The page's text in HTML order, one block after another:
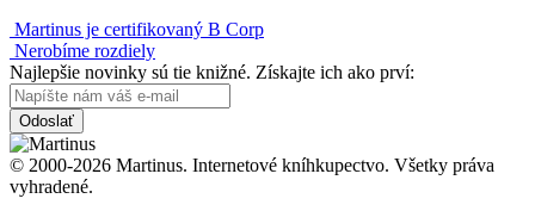
Martinus je certifikovaný B Corp
Nerobíme rozdiely
Najlepšie novinky sú tie knižné. Získajte ich ako prví:
Odoslať
© 2000-2026 Martinus. Internetové kníhkupectvo. Všetky práva
vyhradené.